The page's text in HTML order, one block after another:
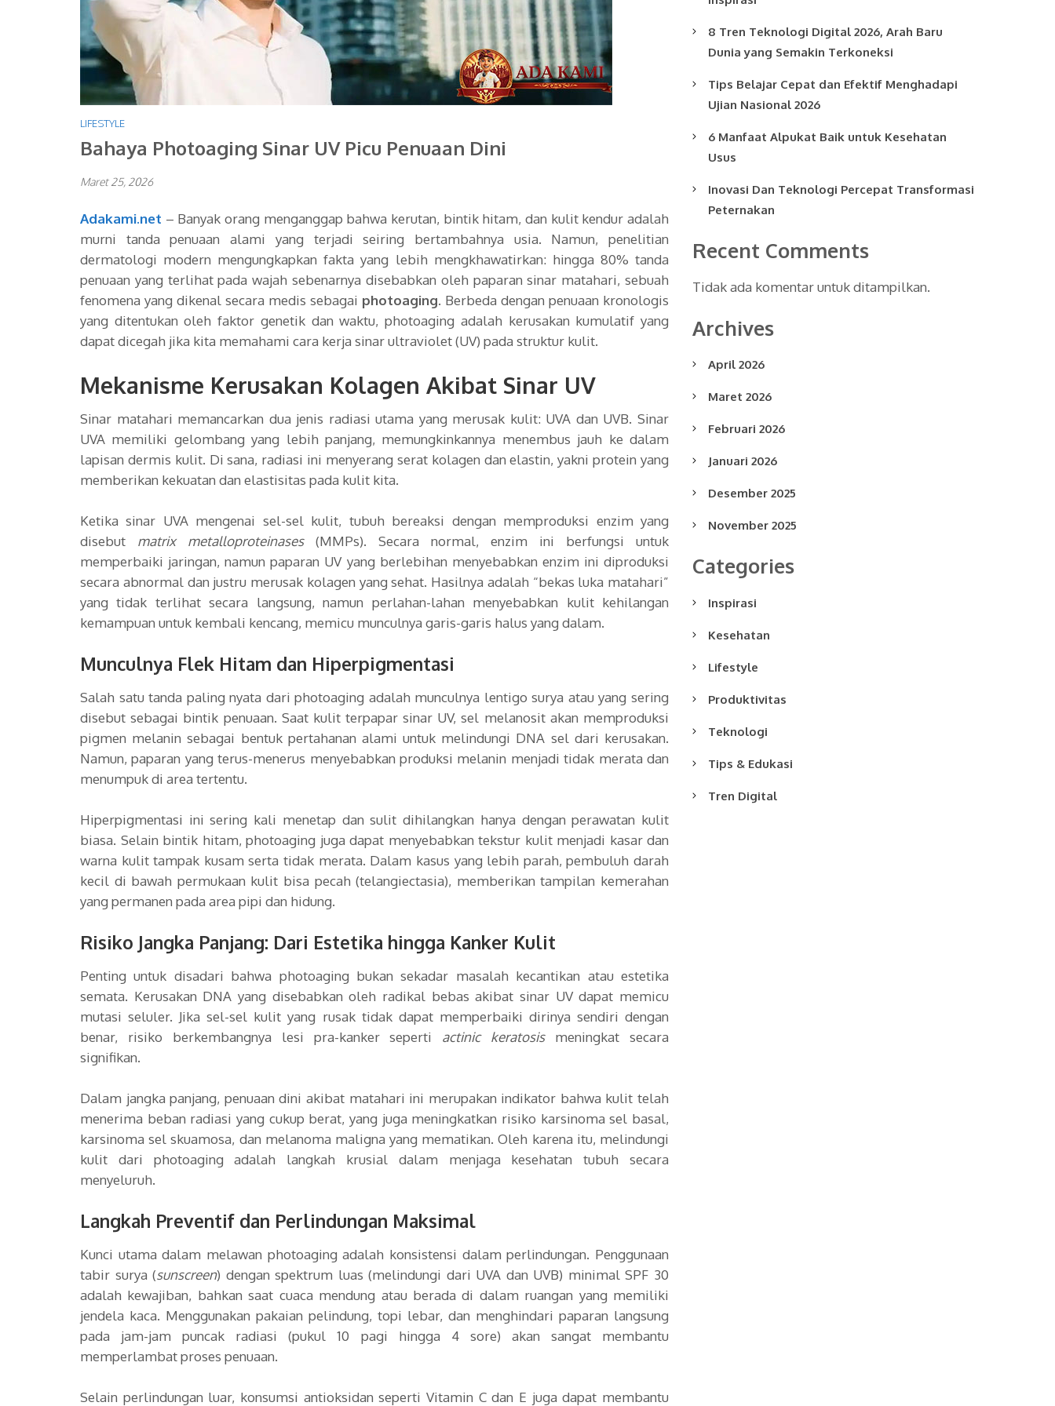
LIFESTYLE
Bahaya Photoaging Sinar UV Picu Penuaan Dini
Maret 25, 2026
Adakami.net – Banyak orang menganggap bahwa kerutan, bintik hitam, dan kulit kendur adalah
murni tanda penuaan alami yang terjadi seiring bertambahnya usia. Namun, penelitian
dermatologi modern mengungkapkan fakta yang lebih mengkhawatirkan: hingga 80% tanda
penuaan yang terlihat pada wajah sebenarnya disebabkan oleh paparan sinar matahari, sebuah
fenomena yang dikenal secara medis sebagai photoaging. Berbeda dengan penuaan kronologis
yang ditentukan oleh faktor genetik dan waktu, photoaging adalah kerusakan kumulatif yang
dapat dicegah jika kita memahami cara kerja sinar ultraviolet (UV) pada struktur kulit.
Mekanisme Kerusakan Kolagen Akibat Sinar UV
Sinar matahari memancarkan dua jenis radiasi utama yang merusak kulit: UVA dan UVB. Sinar
UVA memiliki gelombang yang lebih panjang, memungkinkannya menembus jauh ke dalam
lapisan dermis kulit. Di sana, radiasi ini menyerang serat kolagen dan elastin, yakni protein yang
memberikan kekuatan dan elastisitas pada kulit kita.
Ketika sinar UVA mengenai sel-sel kulit, tubuh bereaksi dengan memproduksi enzim yang
disebut matrix metalloproteinases(MMPs). Secara normal, enzim ini berfungsi untuk
memperbaiki jaringan, namun paparan UV yang berlebihan menyebabkan enzim ini diproduksi
secara abnormal dan justru merusak kolagen yang sehat. Hasilnya adalah “bekas luka matahari”
yang tidak terlihat secara langsung, namun perlahan-lahan menyebabkan kulit kehilangan
kemampuan untuk kembali kencang, memicu munculnya garis-garis halus yang dalam.
Munculnya Flek Hitam dan Hiperpigmentasi
Salah satu tanda paling nyata dari photoaging adalah munculnya lentigo surya atau yang sering
disebut sebagai bintik penuaan. Saat kulit terpapar sinar UV, sel melanosit akan memproduksi
pigmen melanin sebagai bentuk pertahanan alami untuk melindungi DNA sel dari kerusakan.
Namun, paparan yang terus-menerus menyebabkan produksi melanin menjadi tidak merata dan
menumpuk di area tertentu.
Hiperpigmentasi ini sering kali menetap dan sulit dihilangkan hanya dengan perawatan kulit
biasa. Selain bintik hitam, photoaging juga dapat menyebabkan tekstur kulit menjadi kasar dan
warna kulit tampak kusam serta tidak merata. Dalam kasus yang lebih parah, pembuluh darah
kecil di bawah permukaan kulit bisa pecah (telangiectasia), memberikan tampilan kemerahan
yang permanen pada area pipi dan hidung.
Risiko Jangka Panjang: Dari Estetika hingga Kanker Kulit
Penting untuk disadari bahwa photoaging bukan sekadar masalah kecantikan atau estetika
semata. Kerusakan DNA yang disebabkan oleh radikal bebas akibat sinar UV dapat memicu
mutasi seluler. Jika sel-sel kulit yang rusak tidak dapat memperbaiki dirinya sendiri dengan
benar, risiko berkembangnya lesi pra-kanker seperti actinic keratosismeningkat secara
signifikan.
Dalam jangka panjang, penuaan dini akibat matahari ini merupakan indikator bahwa kulit telah
menerima beban radiasi yang cukup berat, yang juga meningkatkan risiko karsinoma sel basal,
karsinoma sel skuamosa, dan melanoma maligna yang mematikan. Oleh karena itu, melindungi
kulit dari photoaging adalah langkah krusial dalam menjaga kesehatan tubuh secara
menyeluruh.
Langkah Preventif dan Perlindungan Maksimal
Kunci utama dalam melawan photoaging adalah konsistensi dalam perlindungan. Penggunaan
tabir surya (sunscreen) dengan spektrum luas (melindungi dari UVA dan UVB) minimal SPF 30
adalah kewajiban, bahkan saat cuaca mendung atau berada di dalam ruangan yang memiliki
jendela kaca. Menggunakan pakaian pelindung, topi lebar, dan menghindari paparan langsung
pada jam-jam puncak radiasi (pukul 10 pagi hingga 4 sore) akan sangat membantu
memperlambat proses penuaan.
Selain perlindungan luar, konsumsi antioksidan seperti Vitamin C dan E juga dapat membantu
8 Tren Teknologi Digital 2026, Arah Baru
Dunia yang Semakin Terkoneksi
Tips Belajar Cepat dan Efektif Menghadapi
Ujian Nasional 2026
6 Manfaat Alpukat Baik untuk Kesehatan
Usus
Inovasi Dan Teknologi Percepat Transformasi
Peternakan
Recent Comments
Tidak ada komentar untuk ditampilkan.
Archives
April 2026
Maret 2026
Februari 2026
Januari 2026
Desember 2025
November 2025
Categories
Inspirasi
Kesehatan
Lifestyle
Produktivitas
Teknologi
Tips & Edukasi
Tren Digital